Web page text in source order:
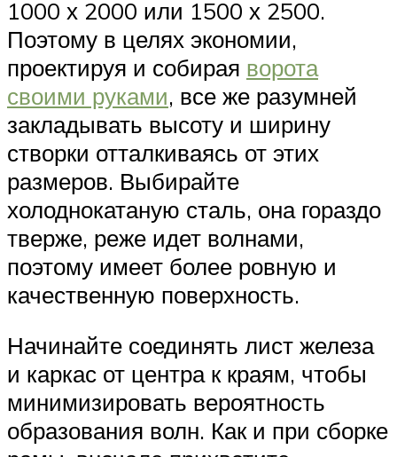
1000 х 2000 или 1500 х 2500.
Поэтому в целях экономии,
проектируя и собирая ворота
своими руками, все же разумней
закладывать высоту и ширину
створки отталкиваясь от этих
размеров. Выбирайте
холоднокатаную сталь, она гораздо
тверже, реже идет волнами,
поэтому имеет более ровную и
качественную поверхность.
Начинайте соединять лист железа
и каркас от центра к краям, чтобы
минимизировать вероятность
образования волн. Как и при сборке